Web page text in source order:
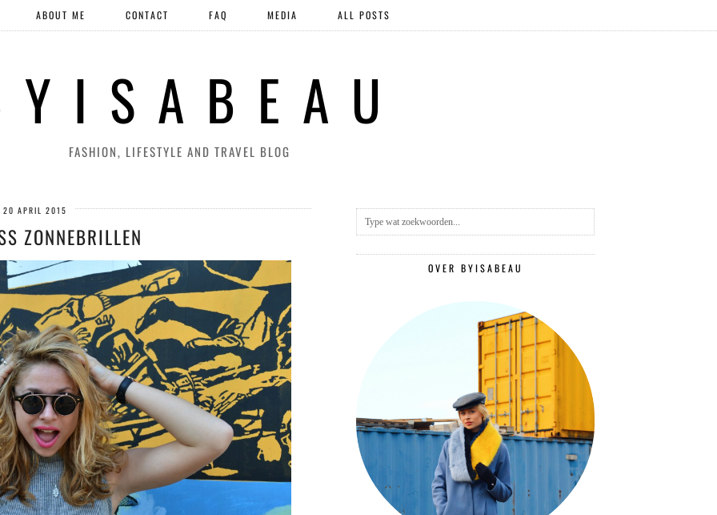
Y I S A B E A U
FASHION, LIFESTYLE AND TRAVEL BLOG
ABOUT ME CONTACT FAQ MEDIA ALL POSTS
20 APRIL 2015
ZONNEBRILLEN
OVER BYISABEAU